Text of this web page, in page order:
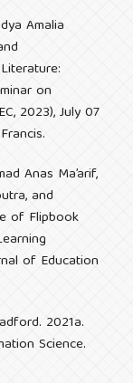
Amalia
on
2023), July 07
Anas Ma’arif,
and
of Flipbook
of Education
2021a.
Science.